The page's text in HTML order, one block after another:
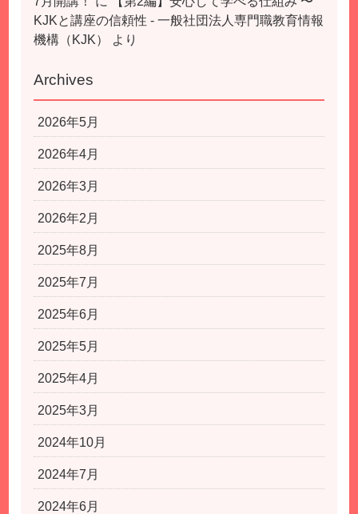
KJKと講座の信頼性 - 一般社団法人専門職教育情報
機構（KJK）
より
Archives
2026年5月
2026年4月
2026年3月
2026年2月
2025年8月
2025年7月
2025年6月
2025年5月
2025年4月
2025年3月
2024年10月
2024年7月
2024年6月